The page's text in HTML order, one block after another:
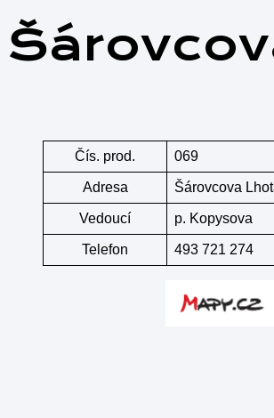
Čís. prod. 069
Adresa Šárovcova
Vedoucí p. Kopysova
Telefon 493 721 274